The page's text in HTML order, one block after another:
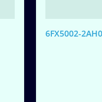
6FX5002-